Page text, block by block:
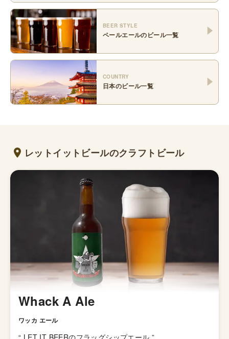
BEER STYLE
ペールエールのビール一覧
COUNTRY
日本のビール一覧
レットイットビールのクラフトビール
Whack A Ale
ワッカ エール
“ LET IT BEERのフラッグシップエール ”